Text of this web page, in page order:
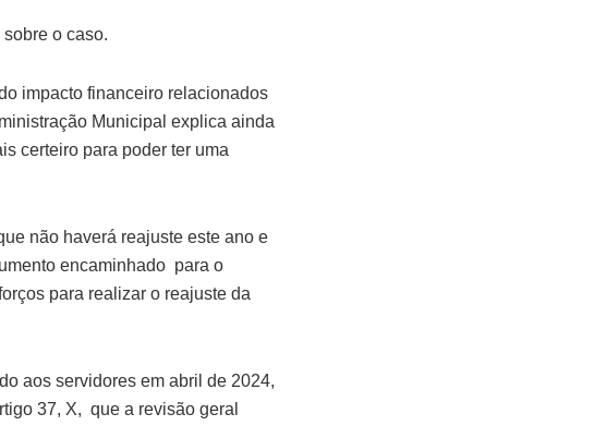
o caso.
impacto financeiro relacionados
Municipal explica ainda
certeiro para poder ter uma
não haverá reajuste este ano e
encaminhado para o
para realizar o reajuste da
aos servidores em abril de 2024,
37, X, que a revisão geral